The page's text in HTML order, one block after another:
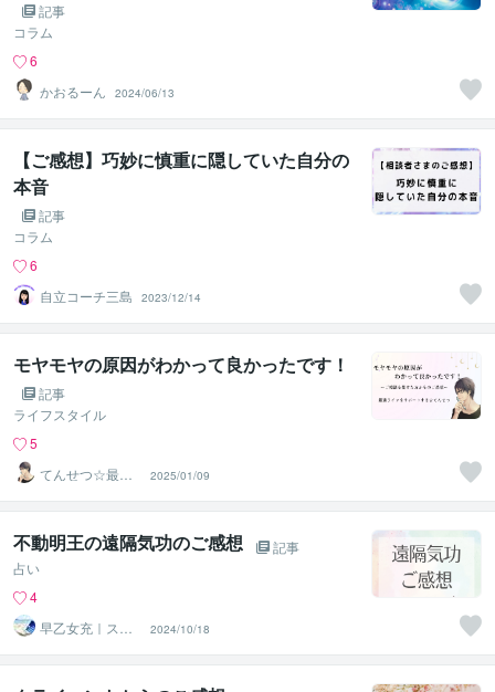
記事
コラム
6
かおるーん
2024/06/13
【ご感想】巧妙に慎重に隠していた自分の
本音
記事
コラム
6
自立コーチ三島
2023/12/14
モヤモヤの原因がわかって良かったです！
記事
ライフスタイル
5
てんせつ☆最適
ライフをサポー
トする
2025/01/09
不動明王の遠隔気功のご感想
記事
占い
4
早乙女充｜スピ
を現実的に活か
す気功師
2024/10/18